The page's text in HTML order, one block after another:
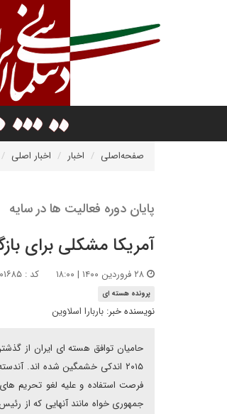
صفحه‌اصلی اخبار اخبار اصلی
پایان دوره فعالیت ها در سایه
آمریکا مشکلی برای
کد : ۲۰۰۱۶۸۵
پرونده هسته ای
نویسنده خبر: باربارا اسلاوین
حامیان توافق هسته ای ایران از
۲۰۱۵ اندکی خشمگین شده اند.
فرصت استفاده و علیه لغو تحریم
جمهوری خواه مانند آنهایی که از